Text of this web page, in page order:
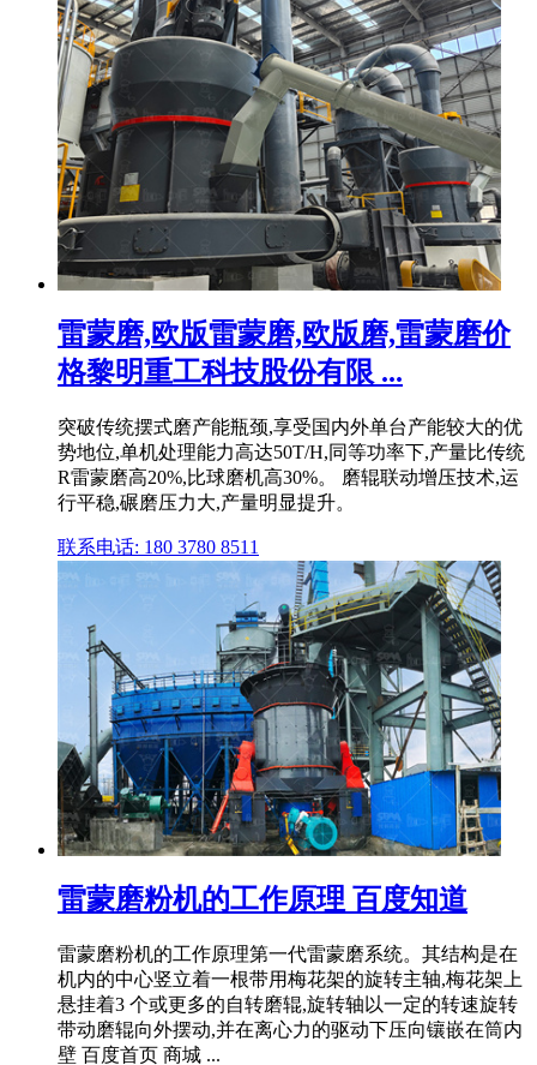
雷蒙磨,欧版雷蒙磨,欧版磨,雷蒙磨价
格黎明重工科技股份有限 ...
突破传统摆式磨产能瓶颈,享受国内外单台产能较大的优
势地位,单机处理能力高达50T/H,同等功率下,产量比传统
R雷蒙磨高20%,比球磨机高30%。 磨辊联动增压技术,运
行平稳,碾磨压力大,产量明显提升。
联系电话: 180 3780 8511
雷蒙磨粉机的工作原理 百度知道
雷蒙磨粉机的工作原理第一代雷蒙磨系统。其结构是在
机内的中心竖立着一根带用梅花架的旋转主轴,梅花架上
悬挂着3 个或更多的自转磨辊,旋转轴以一定的转速旋转
带动磨辊向外摆动,并在离心力的驱动下压向镶嵌在筒内
壁 百度首页 商城 ...